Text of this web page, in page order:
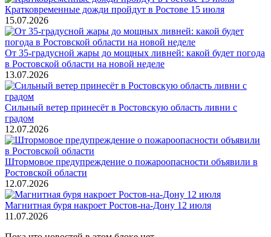
Кратковременные дожди пройдут в Ростове 15 июля
15.07.2026
От 35-градусной жары до мощных ливней: какой будет погода
в Ростовской области на новой неделе
13.07.2026
Сильный ветер принесёт в Ростовскую область ливни с
градом
12.07.2026
Штормовое предупреждение о пожароопасности объявили в
Ростовской области
12.07.2026
Магнитная буря накроет Ростов-на-Дону 12 июля
11.07.2026